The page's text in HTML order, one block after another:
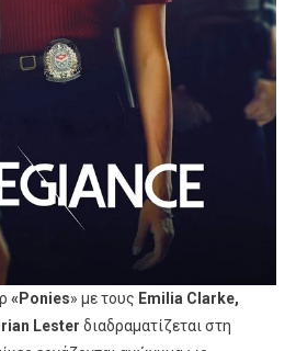
«Ponies» με τους Emilia Clarke,
Lester διαδραματίζεται στη